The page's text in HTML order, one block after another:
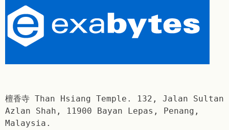
檀香寺 Than Hsiang Temple. 132, Jalan Sultan
Azlan Shah, 11900 Bayan Lepas, Penang,
Malaysia.